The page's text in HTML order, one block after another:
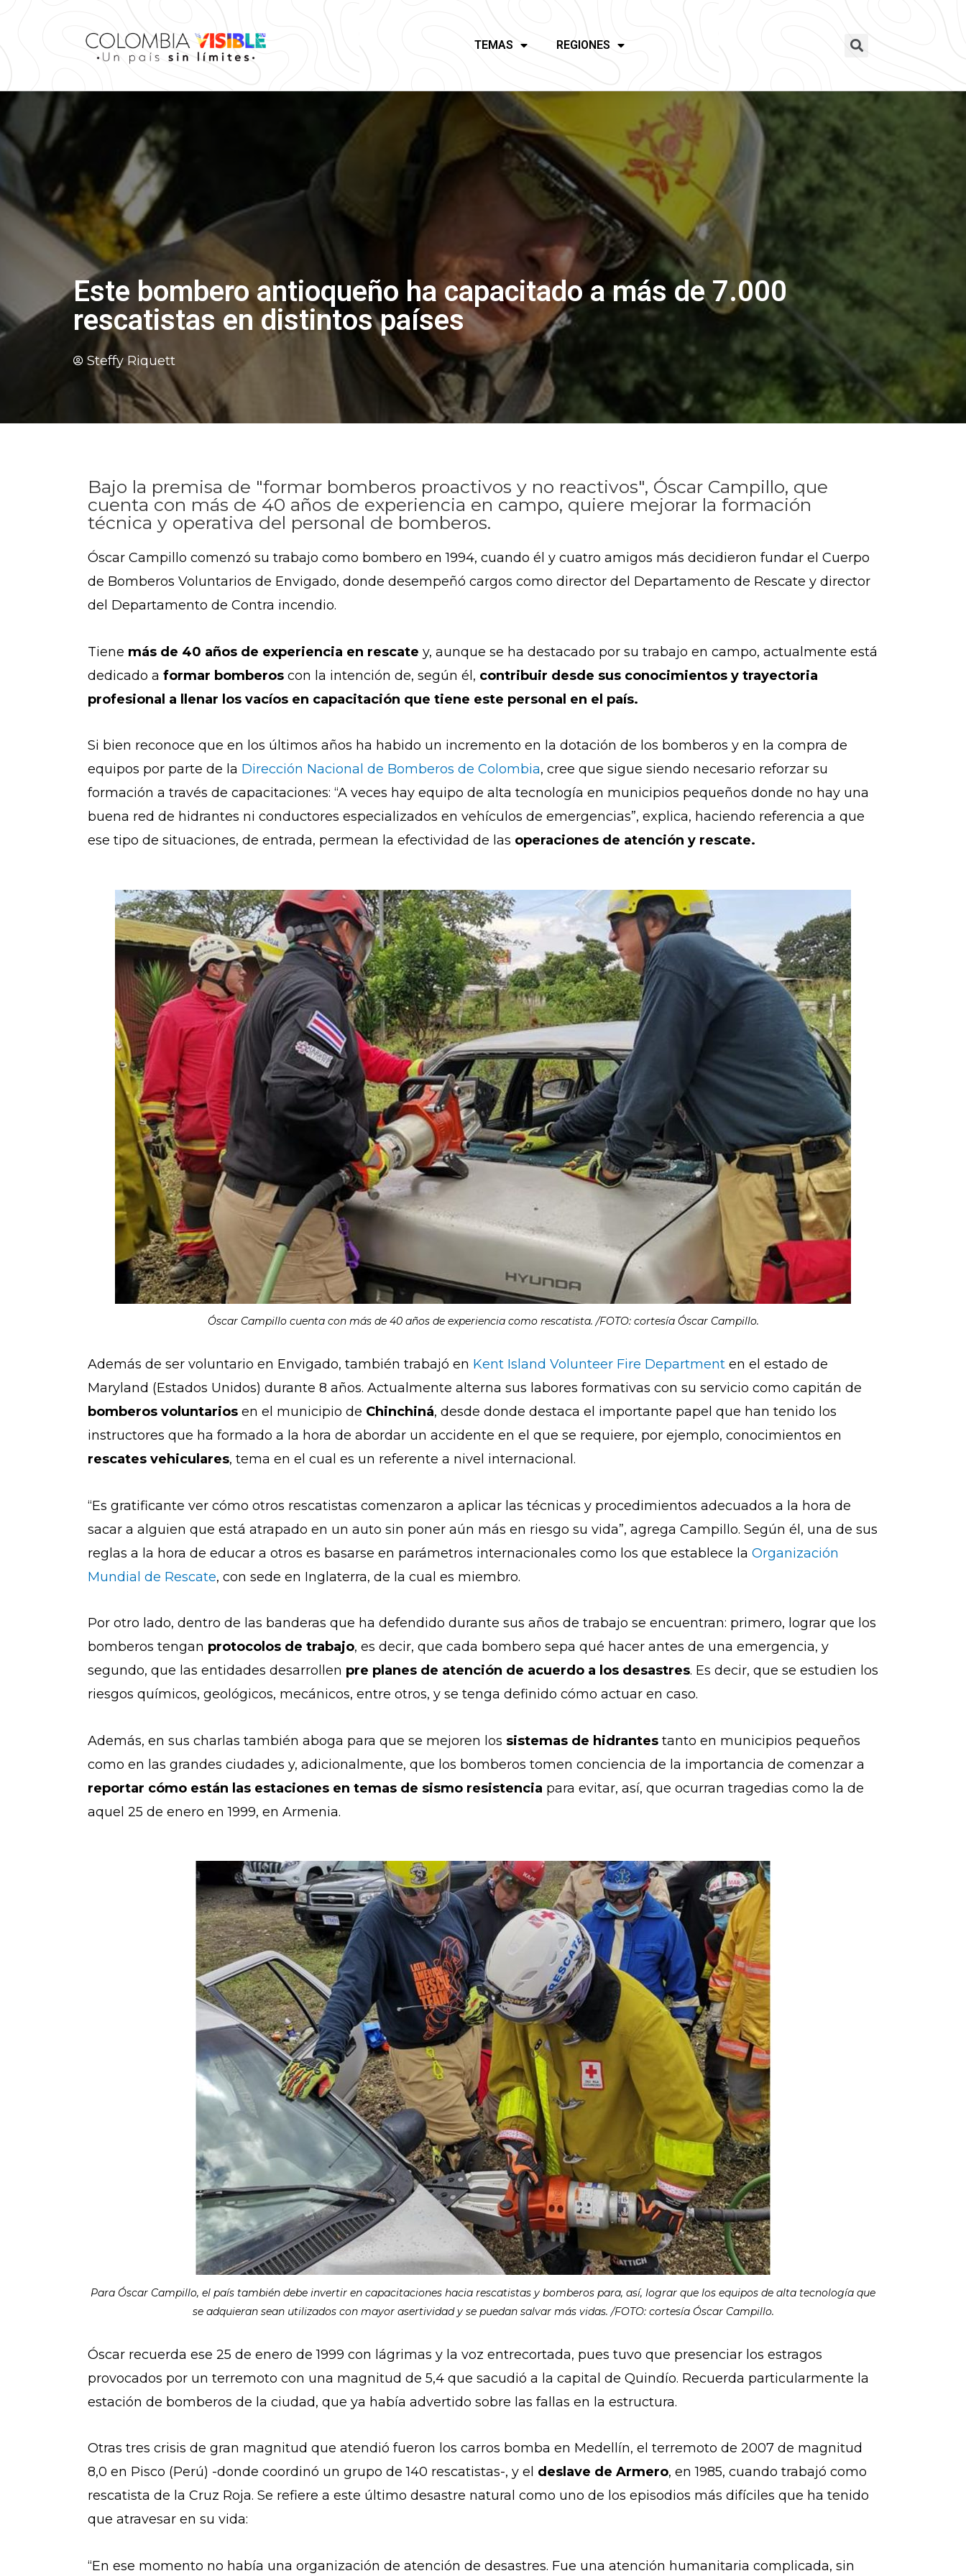
TEMAS REGIONES
Este bombero antioqueño ha capacitado a más de 7.000
rescatistas en distintos países
Steffy Riquett
Bajo la premisa de "formar bomberos proactivos y no reactivos", Óscar Campillo, que
cuenta con más de 40 años de experiencia en campo, quiere mejorar la formación
técnica y operativa del personal de bomberos.
Óscar Campillo comenzó su trabajo como bombero en 1994, cuando él y cuatro amigos más decidieron fundar el Cuerpo
de Bomberos Voluntarios de Envigado, donde desempeñó cargos como director del Departamento de Rescate y director
del Departamento de Contra incendio.
Tiene más de 40 años de experiencia en rescate y, aunque se ha destacado por su trabajo en campo, actualmente está
dedicado a formar bomberos con la intención de, según él, contribuir desde sus conocimientos y trayectoria
profesional a llenar los vacíos en capacitación que tiene este personal en el país.
Si bien reconoce que en los últimos años ha habido un incremento en la dotación de los bomberos y en la compra de
equipos por parte de la Dirección Nacional de Bomberos de Colombia, cree que sigue siendo necesario reforzar su
formación a través de capacitaciones: “A veces hay equipo de alta tecnología en municipios pequeños donde no hay una
buena red de hidrantes ni conductores especializados en vehículos de emergencias”, explica, haciendo referencia a que
ese tipo de situaciones, de entrada, permean la efectividad de las operaciones de atención y rescate.
Óscar Campillo cuenta con más de 40 años de experiencia como rescatista. /FOTO: cortesía Óscar Campillo.
Además de ser voluntario en Envigado, también trabajó en Kent Island Volunteer Fire Department en el estado de
Maryland (Estados Unidos) durante 8 años. Actualmente alterna sus labores formativas con su servicio como capitán de
bomberos voluntarios en el municipio de Chinchiná, desde donde destaca el importante papel que han tenido los
instructores que ha formado a la hora de abordar un accidente en el que se requiere, por ejemplo, conocimientos en
rescates vehiculares, tema en el cual es un referente a nivel internacional.
“Es gratificante ver cómo otros rescatistas comenzaron a aplicar las técnicas y procedimientos adecuados a la hora de
sacar a alguien que está atrapado en un auto sin poner aún más en riesgo su vida”, agrega Campillo. Según él, una de sus
reglas a la hora de educar a otros es basarse en parámetros internacionales como los que establece la Organización
Mundial de Rescate, con sede en Inglaterra, de la cual es miembro.
Por otro lado, dentro de las banderas que ha defendido durante sus años de trabajo se encuentran: primero, lograr que los
bomberos tengan protocolos de trabajo, es decir, que cada bombero sepa qué hacer antes de una emergencia, y
segundo, que las entidades desarrollen pre planes de atención de acuerdo a los desastres. Es decir, que se estudien los
riesgos químicos, geológicos, mecánicos, entre otros, y se tenga definido cómo actuar en caso.
Además, en sus charlas también aboga para que se mejoren los sistemas de hidrantes tanto en municipios pequeños
como en las grandes ciudades y, adicionalmente, que los bomberos tomen conciencia de la importancia de comenzar a
reportar cómo están las estaciones en temas de sismo resistencia para evitar, así, que ocurran tragedias como la de
aquel 25 de enero en 1999, en Armenia.
Para Óscar Campillo, el país también debe invertir en capacitaciones hacia rescatistas y bomberos para, así, lograr que los equipos de alta tecnología que
se adquieran sean utilizados con mayor asertividad y se puedan salvar más vidas. /FOTO: cortesía Óscar Campillo.
Óscar recuerda ese 25 de enero de 1999 con lágrimas y la voz entrecortada, pues tuvo que presenciar los estragos
provocados por un terremoto con una magnitud de 5,4 que sacudió a la capital de Quindío. Recuerda particularmente l a
estación de bomberos de la ciudad, que ya había advertido sobre las fallas en la estructura.
Otras tres crisis de gran magnitud que atendió fueron los carros bomba en Medellín, el terremoto de 2007 de magnitud
8,0 en Pisco (Perú) -donde coordinó un grupo de 140 rescatistas-, y el deslave de Armero, en 1985, cuando trabajó como
rescatista de la Cruz Roja. Se refiere a este último desastre natural como uno de los episodios más difíciles que ha tenido
que atravesar en su vida:
“En ese momento no había una organización de atención de desastres. Fue una atención humanitaria complicada, sin